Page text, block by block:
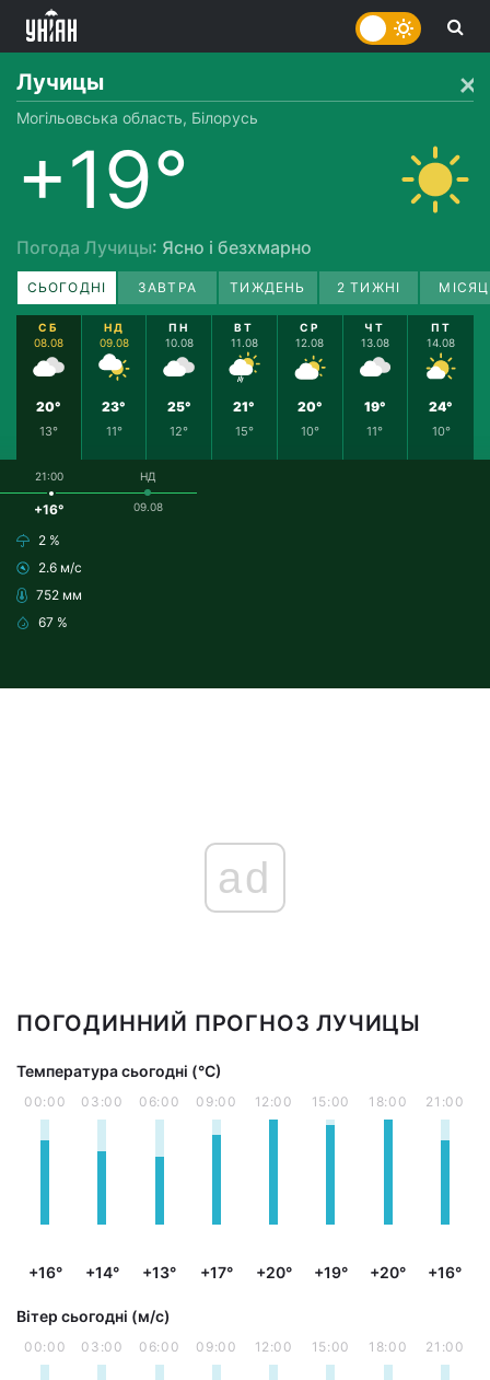
Лучицы
Могільовська область, Білорусь
+19°
Погода Лучицы: Ясно і безхмарно
СЬОГОДНІ ЗАВТРА ТИЖДЕНЬ 2 ТИЖНІ
СБ
08.08
20°
13°
НД
09.08
23°
11°
ПН
10.08
25°
12°
ВТ
11.08
21°
15°
СР
12.08
20°
10°
ЧТ
13.08
19°
11°
ПТ
14.08
24°
10°
21:00
+16°
2 %
2.6 м/с
752 мм
67 %
НД
09.08
ad
ПОГОДИННИЙ ПРОГНОЗ ЛУЧИЦЫ
Температура сьогодні (°С)
00:00
+16°
03:00
+14°
06:00
+13°
09:00
+17°
12:00
+20°
15:00
+19°
18:00
+20°
21:00
+16°
Вітер сьогодні (м/с)
00:00 03:00 06:00 09:00 12:00 15:00 18:00 21:00